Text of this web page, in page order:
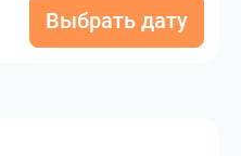
Выбрать дату